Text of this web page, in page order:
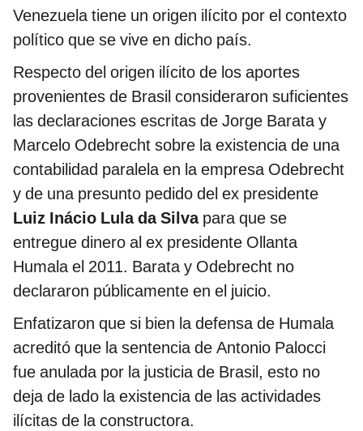
Venezuela tiene un origen ilícito por el contexto
político que se vive en dicho país.
Respecto del origen ilícito de los aportes
provenientes de Brasil consideraron suficientes
las declaraciones escritas de Jorge Barata y
Marcelo Odebrecht sobre la existencia de una
contabilidad paralela en la empresa Odebrecht
y de una presunto pedido del ex presidente
Luiz Inácio Lula da Silvapara que se
entregue dinero al ex presidente Ollanta
Humala el 2011. Barata y Odebrecht no
declararon públicamente en el juicio.
Enfatizaron que si bien la defensa de Humala
acreditó que la sentencia de Antonio Palocci
fue anulada por la justicia de Brasil, esto no
deja de lado la existencia de las actividades
ilícitas de la constructora.